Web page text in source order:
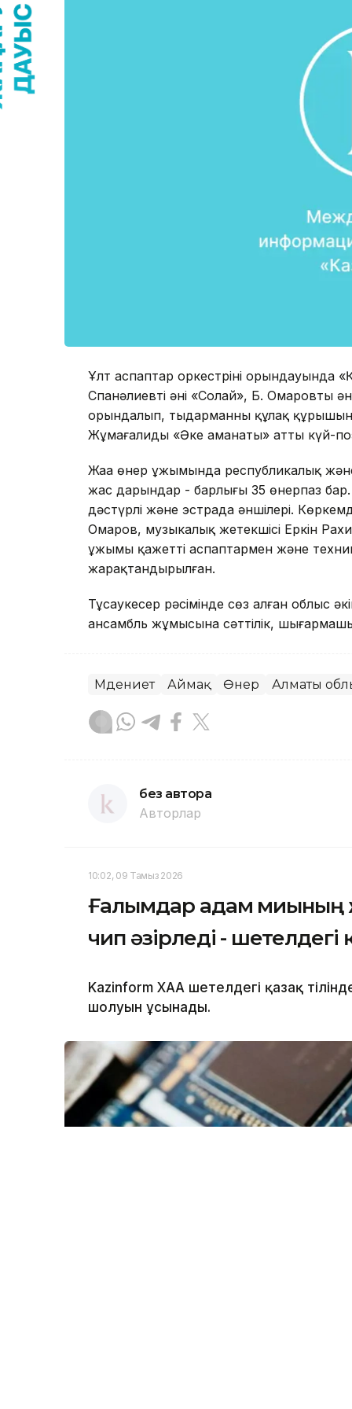
Ұлт аспаптар оркестрінің орындауында
Спанәлиевтің әні «Солай», Б. Омаровтың
орындалып, тыңдарманның құлақ
Жұмағалидың «Әке аманаты» атты күй-
Жаңа өнер ұжымында республикалық
жас дарындар - барлығы 35 өнерпаз
дәстүрлі және эстрада әншілері.
Омаров, музыкалық жетекшісі Еркін
ұжымы қажетті аспаптармен және
жарақтандырылған.
Тұсаукесер рәсімінде сөз алған облыс
ансамбль жұмысына сәттілік,
Мәдениет Аймақ Өнер Алматы
без автора
Авторлар
10:02, 09 Тамыз 2026
Ғалымдар адам миының
чип әзірледі - шетелдегі
Kazinform ХАА шетелдегі қазақ
шолуын ұсынады.